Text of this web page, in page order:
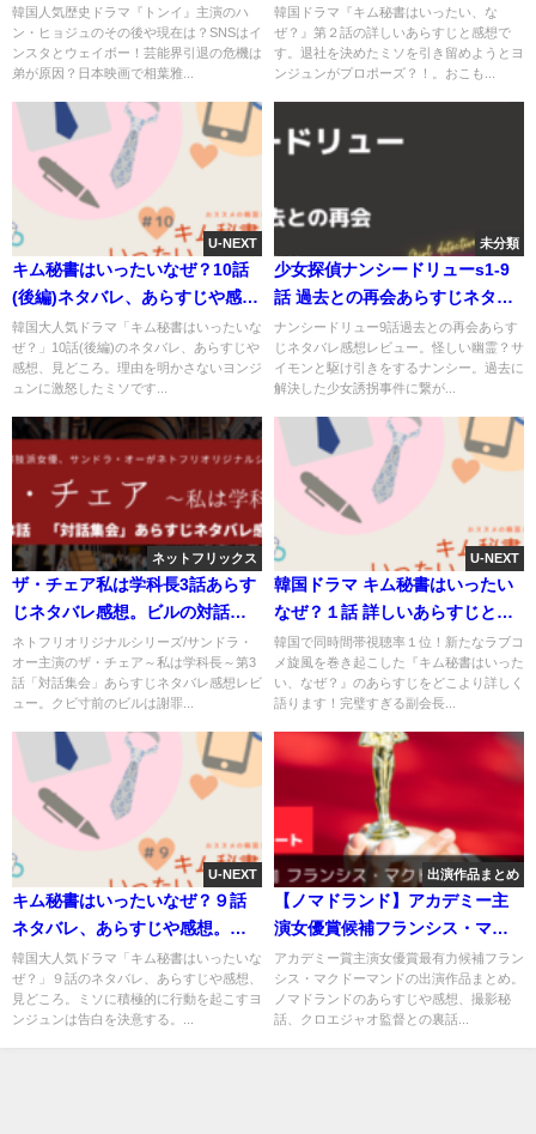
えてハリウッド女優に！
韓国人気歴史ドラマ『トンイ』主演のハ
ン・ヒョジュのその後や現在は？SNSはイ
ンスタとウェイボー！芸能界引退の危機は
弟が原因？日本映画で相葉雅...
ネタバレ
韓国ドラマ『キム秘書はいったい、な
ぜ？』第２話の詳しいあらすじと感想で
す。退社を決めたミソを引き留めようとヨ
ンジュンがプロポーズ？！。おこも...
U-NEXT
キム秘書はいったいなぜ？10話
(後編)ネタバレ、あらすじや感
想。謝れなければミソを失う？
韓国大人気ドラマ「キム秘書はいったいな
ぜ？」10話(後編)のネタバレ、あらすじや
感想、見どころ。理由を明かさないヨンジ
ュンに激怒したミソです...
未分類
少女探偵ナンシードリューs1-9
話 過去との再会あらすじネタバ
レ感想レビュー。
ナンシードリュー9話過去との再会あらす
じネタバレ感想レビュー。怪しい幽霊？サ
イモンと駆け引きをするナンシー。過去に
解決した少女誘拐事件に繋が...
ネットフリックス
ザ・チェア私は学科長3話あらす
じネタバレ感想。ビルの対話集
会で波乱の予感？
ネトフリオリジナルシリーズ/サンドラ・
オー主演のザ・チェア～私は学科長～第3
話「対話集会」あらすじネタバレ感想レビ
ュー。クビ寸前のビルは謝罪...
U-NEXT
韓国ドラマ キム秘書はいったい
なぜ？１話 詳しいあらすじとネ
タバレ
韓国で同時間帯視聴率１位！新たなラブコ
メ旋風を巻き起こした『キム秘書はいった
い、なぜ？』のあらすじをどこより詳しく
語ります！完璧すぎる副会長...
U-NEXT
キム秘書はいったいなぜ？９話
ネタバレ、あらすじや感想。ラ
ーメン食べたら告白準備？！
韓国大人気ドラマ「キム秘書はいったいな
ぜ？」９話のネタバレ、あらすじや感想、
見どころ。ミソに積極的に行動を起こすヨ
ンジュンは告白を決意する。...
出演作品まとめ
【ノマドランド】アカデミー主
演女優賞候補フランシス・マク
ドーマンドおススメ作品6選
アカデミー賞主演女優賞最有力候補フラン
シス・マクドーマンドの出演作品まとめ。
ノマドランドのあらすじや感想、撮影秘
話、クロエジャオ監督との裏話...